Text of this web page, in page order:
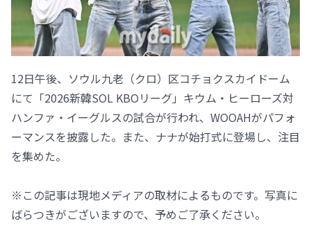
12日午後、ソウル九老（クロ）区コチョクスカイドーム
にて「2026新韓SOL KBOリーグ」キウム・ヒーローズ対
ハンファ・イーグルスの試合が行われ、WOOAHがパフォ
ーマンスを披露した。また、ナナが始打式に登場し、注目
を集めた。
※この記事は現地メディアの取材によるものです。写真に
ばらつきがございますので、予めご了承ください。